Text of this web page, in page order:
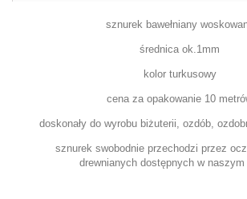
sznurek bawełniany
średnica ok.1mm
kolor turkusowy
cena za opakowanie 10
doskonały do wyrobu biżuterii, ozdób,
sznurek swobodnie przechodzi przez
drewnianych dostępnych w